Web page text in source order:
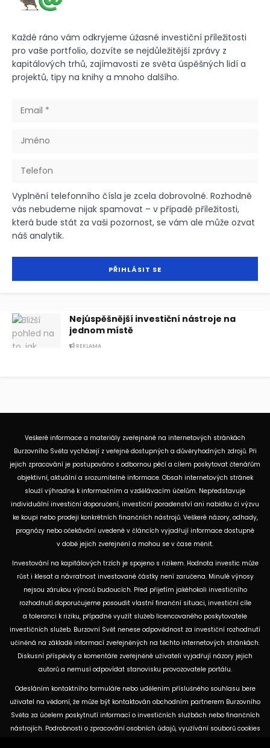
Každé ráno vám odkryjeme úžasné investiční příležitosti
pro vaše portfolio, dozvíte se nejdůležitější zprávy z
kapitálových trhů, zajímavosti ze světa úspěšných lidí a
projektů, tipy na knihy a mnoho dalšího.
Vyplnění telefonního čísla je zcela dobrovolné. Rozhodně
vás nebudeme nijak spamovat – v případě příležitosti,
která bude stát za vaši pozornost, se vám ale může ozvat
náš analytik.
Nejúspěšnější investiční nástroje na
jednom místě
REKLAMA
Veškeré informace a materiály zveřejněné na internetových stránkách
Burzovního Světa vycházejí z veřejně dostupných a důvěryhodných zdrojů. Při
jejich zpracování je postupováno s odbornou péčí a cílem poskytovat čtenářům
objektivní, aktuální a srozumitelné informace. Obsah internetových stránek
slouží výhradně k informačním a vzdělávacím účelům. Nepředstavuje
individuální investiční doporučení, investiční poradenství ani nabídku či výzvu
ke koupi nebo prodeji konkrétních finančních nástrojů. Veškeré názory, odhady,
prognózy nebo očekávání uvedené v článcích vyjadřují informace dostupné
v době jejich zveřejnění a mohou se v čase měnit.
Investování na kapitálových trzích je spojeno s rizikem. Hodnota investic může
růst i klesat a návratnost investované částky není zaručena. Minulé výnosy
nejsou zárukou výnosů budoucích. Před přijetím jakéhokoli investičního
rozhodnutí doporučujeme posoudit vlastní finanční situaci, investiční cíle
a toleranci k riziku, případně využít služeb licencovaného poskytovatele
investičních služeb. Burzovní Svět nenese odpovědnost za investiční rozhodnutí
učiněná na základě informací zveřejněných na těchto internetových stránkách.
Diskusní příspěvky a komentáře zveřejněné uživateli vyjadřují názory jejich
autorů a nemusí odpovídat stanovisku provozovatele portálu.
Odesláním kontaktního formuláře nebo udělením příslušného souhlasu bere
uživatel na vědomí, že může být kontaktován obchodním partnerem Burzovního
Světa za účelem poskytnutí informací o investičních službách nebo finančních
nástrojích. Podrobnosti o zpracování osobních údajů, využívání souborů cookies